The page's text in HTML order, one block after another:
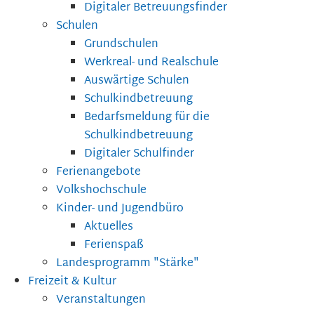
Digitaler Betreuungsfinder
Schulen
Grundschulen
Werkreal- und Realschule
Auswärtige Schulen
Schulkindbetreuung
Bedarfsmeldung für die
Schulkindbetreuung
Digitaler Schulfinder
Ferienangebote
Volkshochschule
Kinder- und Jugendbüro
Aktuelles
Ferienspaß
Landesprogramm "Stärke"
Freizeit & Kultur
Veranstaltungen